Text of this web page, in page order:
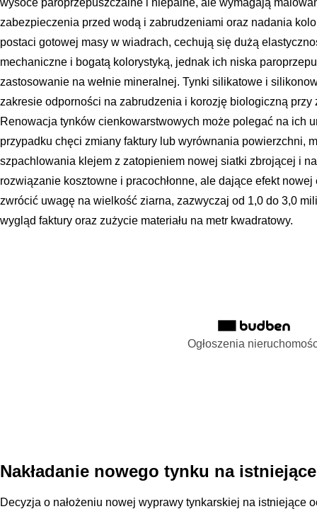
wysoce paroprzepuszczalne i niepalne, ale wymagają
zabezpieczenia przed wodą i zabrudzeniami oraz nadania
postaci gotowej masy w wiadrach, cechują się dużą
mechaniczne i bogatą kolorystyką, jednak ich niska
zastosowanie na wełnie mineralnej. Tynki silikatowe i
zakresie odporności na zabrudzenia i korozję biologiczną
Renowacja tynków cienkowarstwowych może polegać na ich
przypadku chęci zmiany faktury lub wyrównania powierzchni,
szpachlowania klejem z zatopieniem nowej siatki zbrojącej i
rozwiązanie kosztowne i pracochłonne, ale dające efekt
zwrócić uwagę na wielkość ziarna, zazwyczaj od 1,0 do 3,0
wygląd faktury oraz zużycie materiału na metr kwadratowy.
Ogłoszenia
Nakładanie nowego tynku na
Decyzja o nałożeniu nowej wyprawy tynkarskiej na istniejące